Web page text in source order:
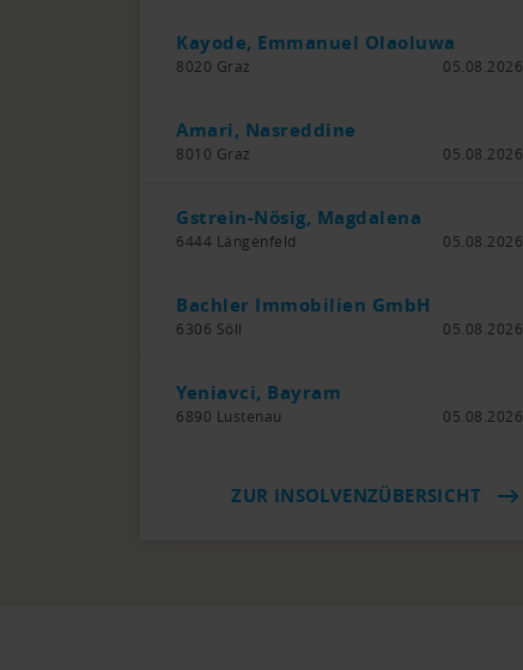
Kayode, Emmanuel Olaoluwa
8020 Graz 05.08.2026
Amari, Nasreddine
8010 Graz 05.08.2026
Gstrein-Nösig, Magdalena
6444 Längenfeld 05.08.2026
Bachler Immobilien GmbH
6306 Söll 05.08.2026
Yeniavci, Bayram
6890 Lustenau 05.08.2026
ZUR INSOLVENZÜBERSICHT